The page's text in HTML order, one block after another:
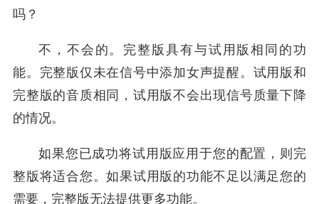
吗？
不，不会的。完整版具有与试用版相同的功
能。完整版仅未在信号中添加女声提醒。试用版和
完整版的音质相同，试用版不会出现信号质量下降
的情况。
如果您已成功将试用版应用于您的配置，则完
整版将适合您。如果试用版的功能不足以满足您的
需要，完整版无法提供更多功能。